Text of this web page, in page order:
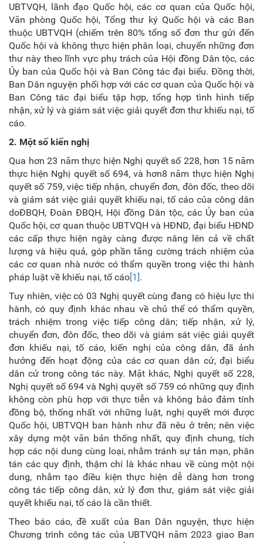
UBTVQH, lãnh đạo Quốc hội, các cơ quan của Quốc hội,
Văn phòng Quốc hội, Tổng thư ký Quốc hội và các Ban
thuộc UBTVQH (chiếm trên 80% tổng số đơn thư gửi đến
Quốc hội và không thực hiện phân loại, chuyển những đơn
thư này theo lĩnh vực phụ trách của Hội đồng Dân tộc, các
Ủy ban của Quốc hội và Ban Công tác đại biểu. Đồng thời,
Ban Dân nguyện phối hợp với các cơ quan của Quốc hội và
Ban Công tác đại biểu tập hợp, tổng hợp tình hình tiếp
nhận, xử lý và giám sát việc giải quyết đơn thư khiếu nại, tố
cáo.
2. Một số kiến nghị
Qua hơn 23 năm thực hiện Nghị quyết số 228, hơn 15 năm
thực hiện Nghị quyết số 694, và hơn8 năm thực hiện Nghị
quyết số 759, việc tiếp nhận, chuyển đơn, đôn đốc, theo dõi
và giám sát việc giải quyết khiếu nại, tố cáo của công dân
doĐBQH, Đoàn ĐBQH, Hội đồng Dân tộc, các Ủy ban của
Quốc hội, cơ quan thuộc UBTVQH và HĐND, đại biểu HĐND
các cấp thực hiện ngày càng được nâng lên cả về chất
lượng và hiệu quả, góp phần tăng cường trách nhiệm của
các cơ quan nhà nước có thẩm quyền trong việc thi hành
pháp luật về khiếu nại, tố cáo[1].
Tuy nhiên, việc có 03 Nghị quyết cùng đang có hiệu lực thi
hành, có quy định khác nhau về chủ thể có thẩm quyền,
trách nhiệm trong việc tiếp công dân; tiếp nhận, xử lý,
chuyển đơn, đôn đốc, theo dõi và giám sát việc giải quyết
đơn khiếu nại, tố cáo, kiến nghị của công dân, đã ảnh
hưởng đến hoạt động của các cơ quan dân cử, đại biểu
dân cử trong công tác này. Mặt khác, Nghị quyết số 228,
Nghị quyết số 694 và Nghị quyết số 759 có những quy định
không còn phù hợp với thực tiễn và không bảo đảm tính
đồng bộ, thống nhất với những luật, nghị quyết mới được
Quốc hội, UBTVQH ban hành như đã nêu ở trên; nên việc
xây dựng một văn bản thống nhất, quy định chung, tích
hợp các nội dung cùng loại, nhằm tránh sự tản mạn, phân
tán các quy định, thậm chí là khác nhau về cùng một nội
dung, nhằm tạo điều kiện thực hiện dễ dàng hơn trong
công tác tiếp công dân, xử lý đơn thư, giám sát việc giải
quyết khiếu nại, tố cáo là cần thiết.
Theo báo cáo, đề xuất của Ban Dân nguyện, thực hiện
Chương trình công tác của UBTVQH năm 2023 giao Ban